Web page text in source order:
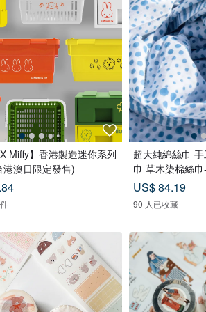
X Miffy】香港製造迷你系列
港澳日限定發售)
超大純綿絲巾
巾 草木染棉絲
US$ 84.19
90 人已收藏